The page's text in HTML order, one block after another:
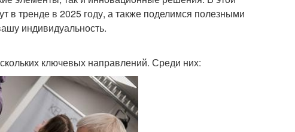
в тренде в 2025 году, а также поделимся полезными
индивидуальность.
ключевых направлений. Среди них: